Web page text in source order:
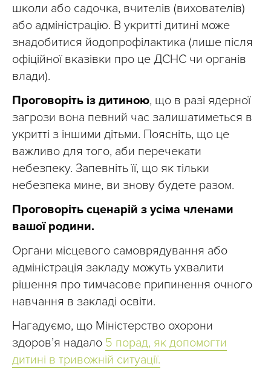
школи або садочка, вчителів (вихователів)
або адміністрацію. В укритті дитині може
знадобитися йодопрофілактика (лише після
офіційної вказівки про це ДСНС чи органів
влади).
Проговоріть із дитиною, що в разі ядерної
загрози вона певний час залишатиметься в
укритті з іншими дітьми. Поясніть, що це
важливо для того, аби перечекати
небезпеку. Запевніть її, що як тільки
небезпека мине, ви знову будете разом.
Проговоріть сценарій з усіма членами
вашої родини.
Органи місцевого самоврядування або
адміністрація закладу можуть ухвалити
рішення про тимчасове припинення очного
навчання в закладі освіти.
Нагадуємо, що Міністерство охорони
здоров’я надало 5 порад, як допомогти
дитині в тривожній ситуації.